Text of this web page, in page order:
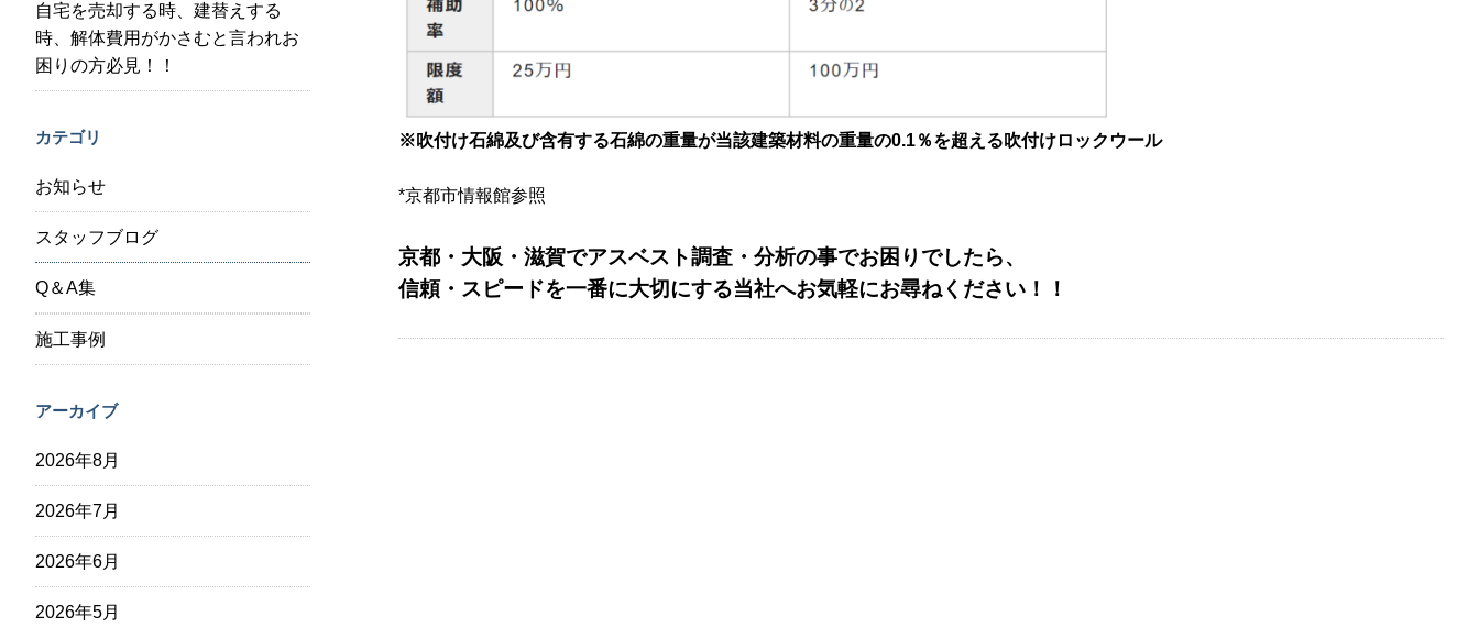
自宅を売却する時、建替えする
時、解体費用がかさむと言われお
困りの方必見！！
カテゴリ
お知らせ
スタッフブログ
Q＆A集
施工事例
アーカイブ
2026年8月
2026年7月
2026年6月
2026年5月
※吹付け石綿及び含有する石綿の重量が当該建築材料の重量の0.1％を超える吹付けロックウール
*京都市情報館参照
京都・大阪・滋賀でアスベスト調査・分析の事でお困りでしたら、
信頼・スピードを一番に大切にする当社へお気軽にお尋ねください！！